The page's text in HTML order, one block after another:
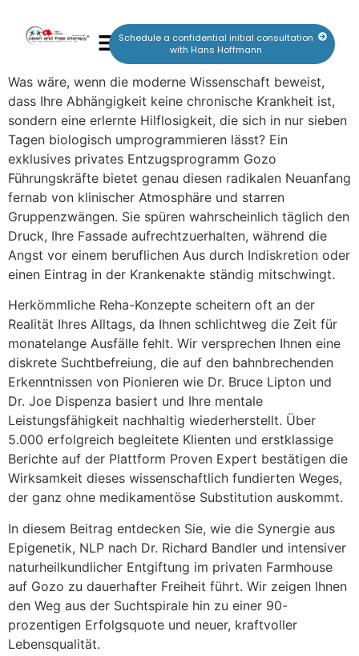
Schedule a confidential initial consultation
with Hans Hoffmann
Was wäre, wenn die moderne Wissenschaft beweist,
dass Ihre Abhängigkeit keine chronische Krankheit ist,
sondern eine erlernte Hilflosigkeit, die sich in nur sieben
Tagen biologisch umprogrammieren lässt? Ein
exklusives privates Entzugsprogramm Gozo
Führungskräfte bietet genau diesen radikalen Neuanfang
fernab von klinischer Atmosphäre und starren
Gruppenzwängen. Sie spüren wahrscheinlich täglich den
Druck, Ihre Fassade aufrechtzuerhalten, während die
Angst vor einem beruflichen Aus durch Indiskretion oder
einen Eintrag in der Krankenakte ständig mitschwingt.
Herkömmliche Reha-Konzepte scheitern oft an der
Realität Ihres Alltags, da Ihnen schlichtweg die Zeit für
monatelange Ausfälle fehlt. Wir versprechen Ihnen eine
diskrete Suchtbefreiung, die auf den bahnbrechenden
Erkenntnissen von Pionieren wie Dr. Bruce Lipton und
Dr. Joe Dispenza basiert und Ihre mentale
Leistungsfähigkeit nachhaltig wiederherstellt. Über
5.000 erfolgreich begleitete Klienten und erstklassige
Berichte auf der Plattform Proven Expert bestätigen die
Wirksamkeit dieses wissenschaftlich fundierten Weges,
der ganz ohne medikamentöse Substitution auskommt.
In diesem Beitrag entdecken Sie, wie die Synergie aus
Epigenetik, NLP nach Dr. Richard Bandler und intensiver
naturheilkundlicher Entgiftung im privaten Farmhouse
auf Gozo zu dauerhafter Freiheit führt. Wir zeigen Ihnen
den Weg aus der Suchtspirale hin zu einer 90-
prozentigen Erfolgsquote und neuer, kraftvoller
Lebensqualität.